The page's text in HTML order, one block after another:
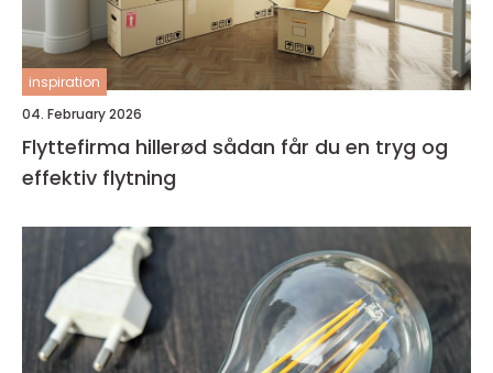
inspiration
04. February 2026
Flyttefirma hillerød sådan får du en tryg og
effektiv flytning